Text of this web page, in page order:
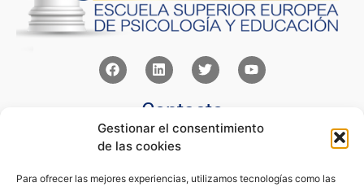
Gestionar el consentimiento
de las cookies
Para ofrecer las mejores experiencias, utilizamos tecnologías como las
Contacto
Av Juan XXIII 15b Pozuelo de Alarcón – Madrid
+34 91 352 77 28